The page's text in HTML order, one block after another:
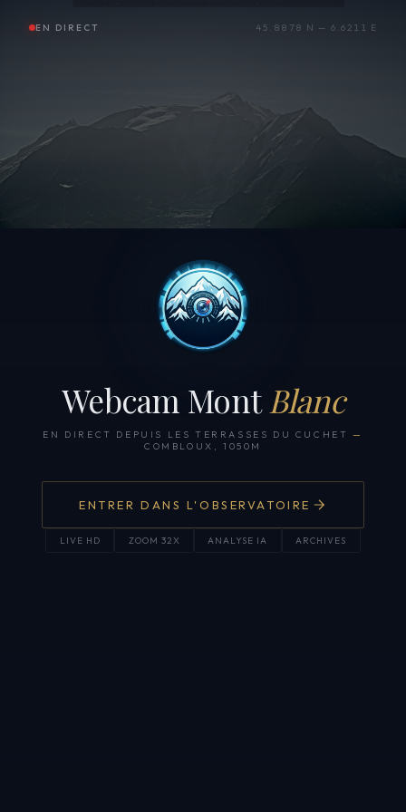
EN DIRECT 45.8878 N — 6.6211 E
Webcam Mont Blanc
EN DIRECT DEPUIS LES TERRASSES DU CUCHET —
COMBLOUX, 1050M
ENTRER DANS L'OBSERVATOIRE
LIVE HD ZOOM 32X ANALYSE IA ARCHIVES